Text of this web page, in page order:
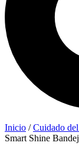
Inicio /Cuidado
Smart Shine